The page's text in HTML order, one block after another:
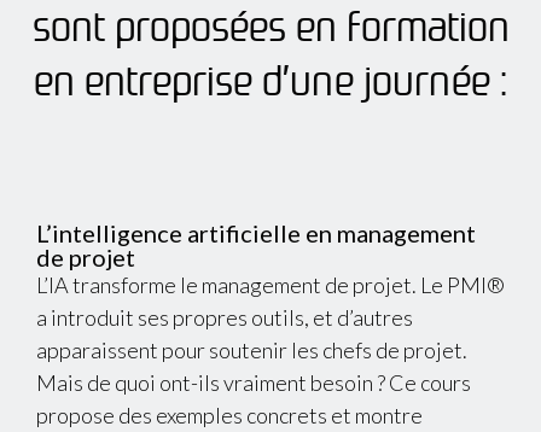
sont proposées en formation
en entreprise d’une journée :
L’intelligence artificielle en management
de projet
L’IA transforme le management de projet. Le PMI®
a introduit ses propres outils, et d’autres
apparaissent pour soutenir les chefs de projet.
Mais de quoi ont-ils vraiment besoin ? Ce cours
propose des exemples concrets et montre